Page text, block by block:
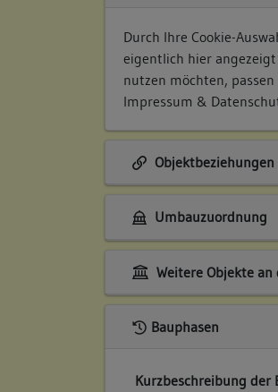
Durch Ihre Cookie-
eigentlich hier
nutzen möchten,
Impressum &
Objektbeziehungen
Umbauzuordnung
Weitere Objekte
Bauphasen
Kurzbeschreibung der